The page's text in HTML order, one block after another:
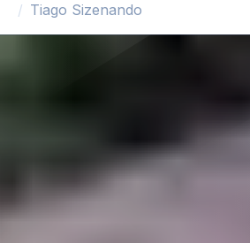
Tiago Sizenando